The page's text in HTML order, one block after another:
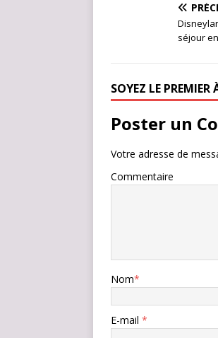
séjour
SOYEZ LE
Poster un
Votre adresse de
Commentaire
Nom*
E-mail *